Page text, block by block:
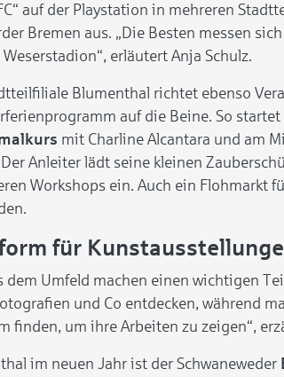
auf der Playstation in mehreren
Bremen aus. „Die Besten messen
Weserstadion“, erläutert Anja Schulz.
Blumenthal richtet ebenso
auf die Beine. So
mit Charline Alcantara und am
Der Anleiter lädt seine kleinen
Workshops ein. Auch ein Flohmarkt
für
Umfeld machen einen wichtigen
und Co entdecken, während
finden, um ihre Arbeiten zu zeigen“,
im neuen Jahr ist der Schwaneweder